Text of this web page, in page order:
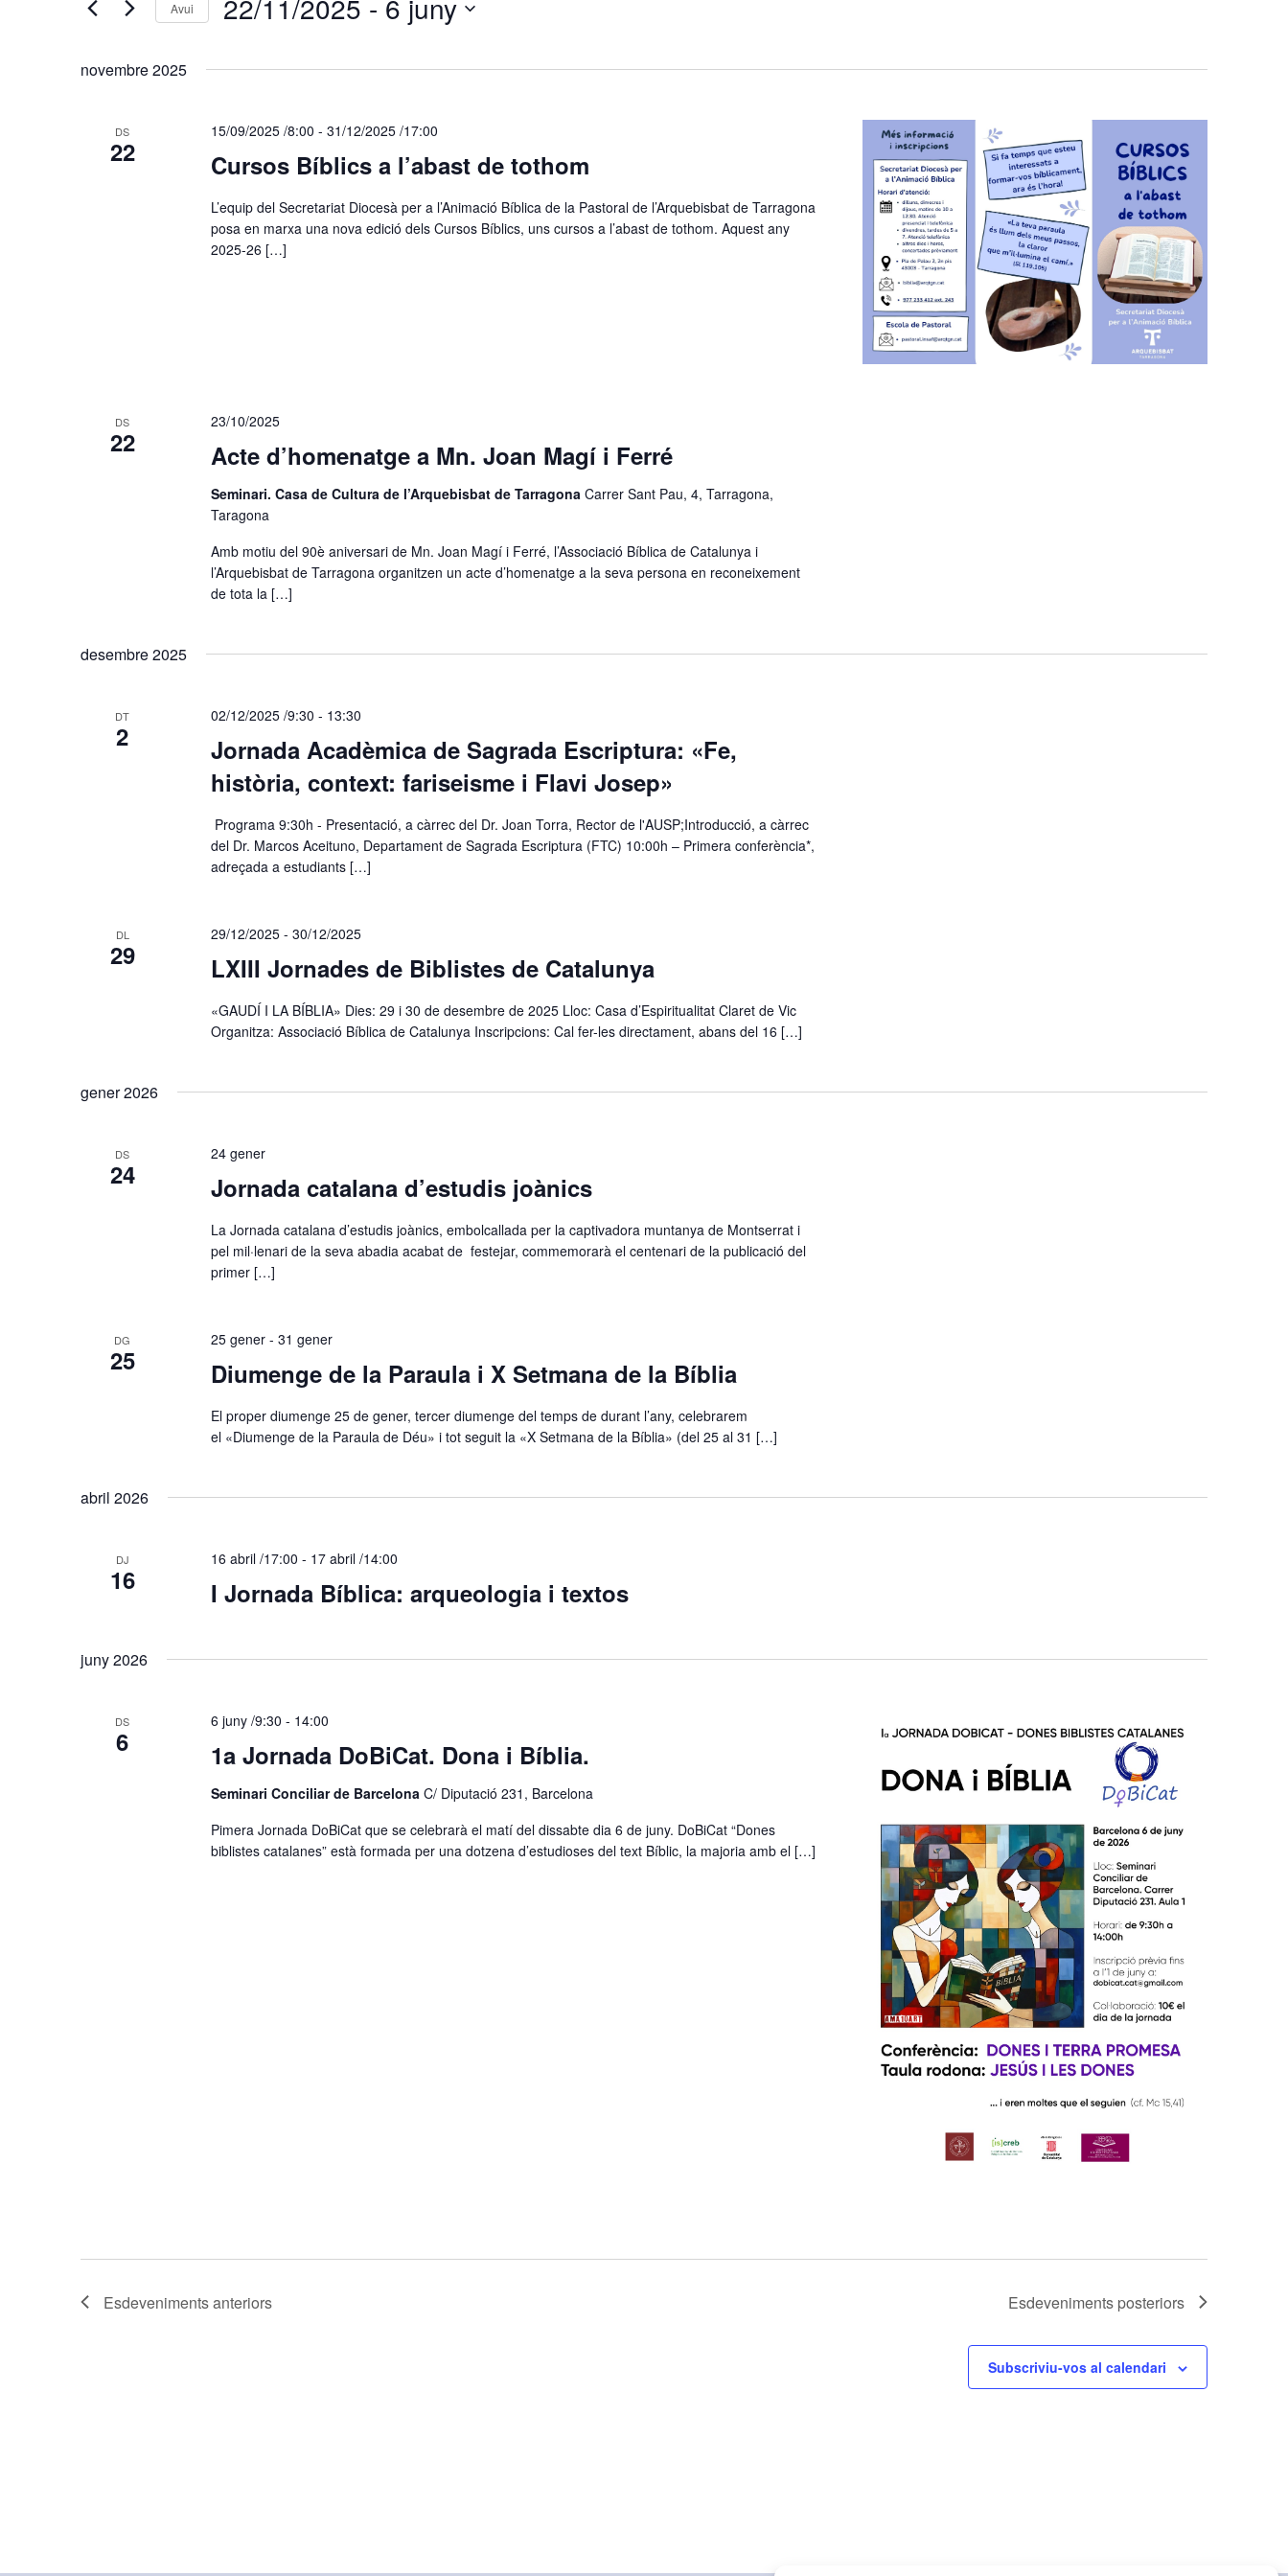
Cerqueu
per
Avui 22/11/2025 - 6 juny
novembre 2025
DS
22 Cursos Bíblics a l’abast de tothom
15/09/2025 /8:00 - 31/12/2025 /17:00
L’equip del Secretariat Diocesà per a l’Animació Bíblica de la Pastoral de l’Arquebisbat de Tarragona
posa en marxa una nova edició dels Cursos Bíblics, uns cursos a l’abast de tothom. Aquest any
2025-26 […]
DS
22 Acte d’homenatge a Mn. Joan Magí i Ferré
23/10/2025
Seminari. Casa de Cultura de l’Arquebisbat de Tarragona Carrer Sant Pau, 4, Tarragona,
Taragona
​Amb motiu del 90è aniversari de Mn. Joan Magí i Ferré, l’Associació Bíblica de Catalunya i
l’Arquebisbat de Tarragona organitzen un acte d’homenatge a la seva persona en reconeixement
de tota la […]
desembre 2025
DT
2
Jornada Acadèmica de Sagrada Escriptura: «Fe,
història, context: fariseisme i Flavi Josep»
02/12/2025 /9:30 - 13:30
​ Programa 9:30h - Presentació, a càrrec del Dr. Joan Torra, Rector de l'AUSP;Introducció, a càrrec
del Dr. Marcos Aceituno, Departament de Sagrada Escriptura (FTC) 10:00h – Primera conferència*,
adreçada a estudiants […]
DL
29 LXIII Jornades de Biblistes de Catalunya
29/12/2025- 30/12/2025
«GAUDÍ I LA BÍBLIA» Dies: 29 i 30 de desembre de 2025 Lloc: Casa d’Espiritualitat Claret de Vic
Organitza: Associació Bíblica de Catalunya Inscripcions: Cal fer-les directament, abans del 16 […]
gener 2026
DS
24 Jornada catalana d’estudis joànics
24 gener
La Jornada catalana d’estudis joànics, embolcallada per la captivadora muntanya de Montserrat i
pel mil·lenari de la seva abadia acabat de festejar, commemorarà el centenari de la publicació del
primer […]
DG
25 Diumenge de la Paraula i X Setmana de la Bíblia
25 gener- 31 gener
​El proper diumenge 25 de gener, tercer diumenge del temps de durant l’any, celebrarem
el «Diumenge de la Paraula de Déu» i tot seguit la «X Setmana de la Bíblia» (del 25 al 31 […]
abril 2026
DJ
16 I Jornada Bíblica: arqueologia i textos
16 abril /17:00 - 17 abril /14:00
juny 2026
DS
6 1a Jornada DoBiCat. Dona i Bíblia.
6 juny /9:30 - 14:00
Seminari Conciliar de Barcelona C/ Diputació 231, Barcelona
Pimera Jornada DoBiCat que se celebrarà el matí del dissabte dia 6 de juny. DoBiCat “Dones
biblistes catalanes” està formada per una dotzena d’estudioses del text Bíblic, la majoria amb el […]
Esdevenimentsanteriors Esdeveniments posteriors
Subscriviu-vos al calendari